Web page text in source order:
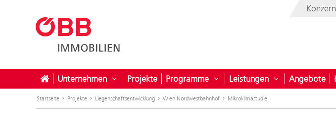
Konzern
Unternehmen Untermenü öffnen für Unternehmen
Projekte Programme Untermenü öffnen für
Leistungen Untermenü
Angebote
Startseite Projekte Liegenschaftsentwicklung Wien Nordwestbahnhof Mikroklimastudie